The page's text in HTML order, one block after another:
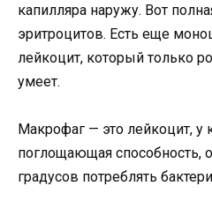
капилляра наружу. Вот
эритроцитов. Есть еще
лейкоцит, который только
умеет.
Макрофаг — это лейкоцит, у
поглощающая способность,
градусов потреблять